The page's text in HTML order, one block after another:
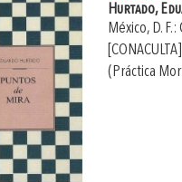
Hurtado,
México, D.
(Práctica